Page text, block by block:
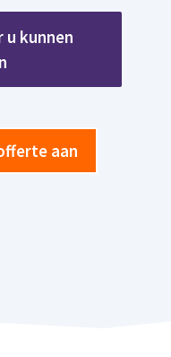
kunnen
aan